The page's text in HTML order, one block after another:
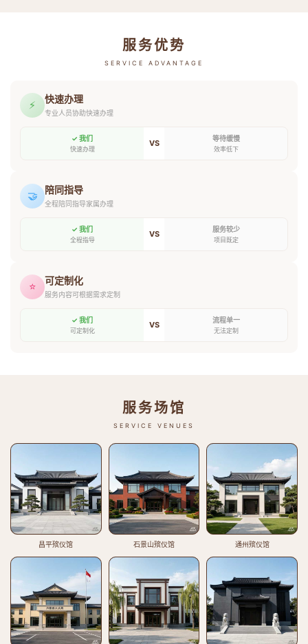
服务优势
SERVICE ADVANTAGE
⚡ 快速办理
专业人员协助快速办理
✓ 我们
快速办理
VS 等待缓慢
效率低下
🤝 陪同指导
全程陪同指导家属办理
✓ 我们
全程指导
VS 服务较少
项目既定
⭐ 可定制化
服务内容可根据需求定制
✓ 我们
可定制化
VS 流程单一
无法定制
服务场馆
SERVICE VENUES
昌平殡仪馆 石景山殡仪馆 通州殡仪馆